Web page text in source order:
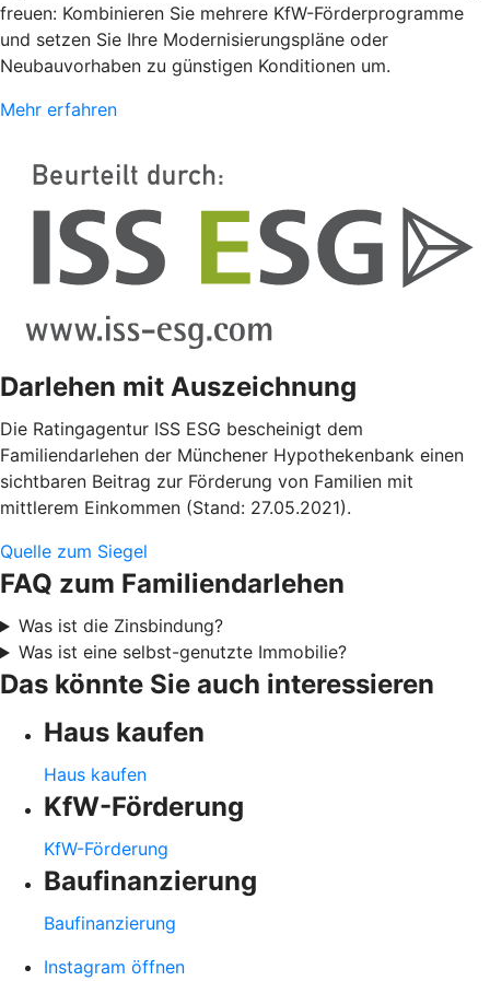
freuen: Kombinieren Sie mehrere KfW-Förderprogramme
und setzen Sie Ihre Modernisierungspläne oder
Neubauvorhaben zu günstigen Konditionen um.
Mehr erfahren
Darlehen mit Auszeichnung
Die Ratingagentur ISS ESG bescheinigt dem
Familiendarlehen der Münchener Hypothekenbank einen
sichtbaren Beitrag zur Förderung von Familien mit
mittlerem Einkommen (Stand: 27.05.2021).
Quelle zum Siegel
FAQ zum Familiendarlehen
Was ist die Zinsbindung?
Was ist eine selbst-genutzte Immobilie?
Das könnte Sie auch interessieren
Haus kaufen
Haus kaufen
KfW-Förderung
KfW-Förderung
Baufinanzierung
Baufinanzierung
Instagram öffnen